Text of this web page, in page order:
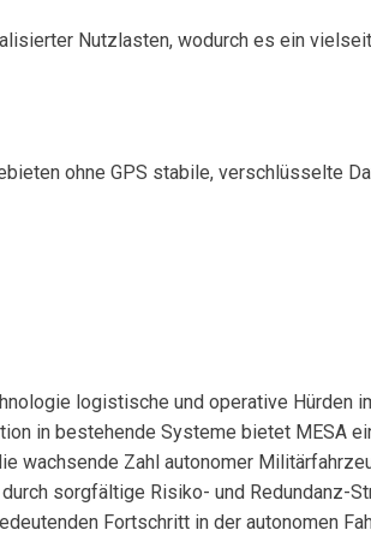
Nutzlasten, wodurch es ein
ohne GPS stabile, verschlüsselte
logistische und operative Hürden
in bestehende Systeme bietet MESA
wachsende Zahl autonomer
sorgfältige Risiko- und Redundanz-
Fortschritt in der autonomen